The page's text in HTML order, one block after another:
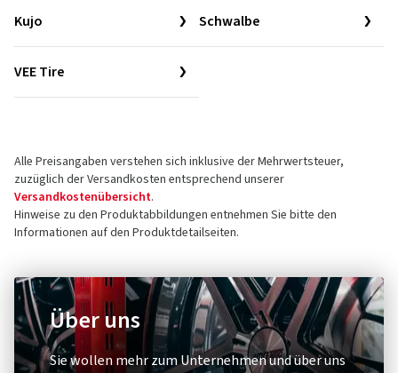
Kujo Schwalbe
VEE Tire
Alle Preisangaben verstehen sich inklusive der Mehrwertsteuer,
zuzüglich der Versandkosten entsprechend unserer
Versandkostenübersicht.
Hinweise zu den Produktabbildungen entnehmen Sie bitte den
Informationen auf den Produktdetailseiten.
Über uns
Sie wollen mehr zum Unternehmen und über uns